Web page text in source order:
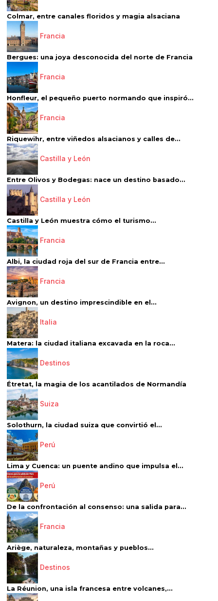
Colmar, entre canales floridos y magia alsaciana
Francia
Bergues: una joya desconocida del norte de Francia
Francia
Honfleur, el pequeño puerto normando que inspiró...
Francia
Riquewihr, entre viñedos alsacianos y calles de...
Castilla y León
Entre Olivos y Bodegas: nace un destino basado...
Castilla y León
Castilla y León muestra cómo el turismo...
Francia
Albi, la ciudad roja del sur de Francia entre...
Francia
Avignon, un destino imprescindible en el...
Italia
Matera: la ciudad italiana excavada en la roca...
Destinos
Étretat, la magia de los acantilados de Normandía
Suiza
Solothurn, la ciudad suiza que convirtió el...
Perú
Lima y Cuenca: un puente andino que impulsa el...
Perú
De la confrontación al consenso: una salida para...
Francia
Ariège, naturaleza, montañas y pueblos...
Destinos
La Réunion, una isla francesa entre volcanes,...